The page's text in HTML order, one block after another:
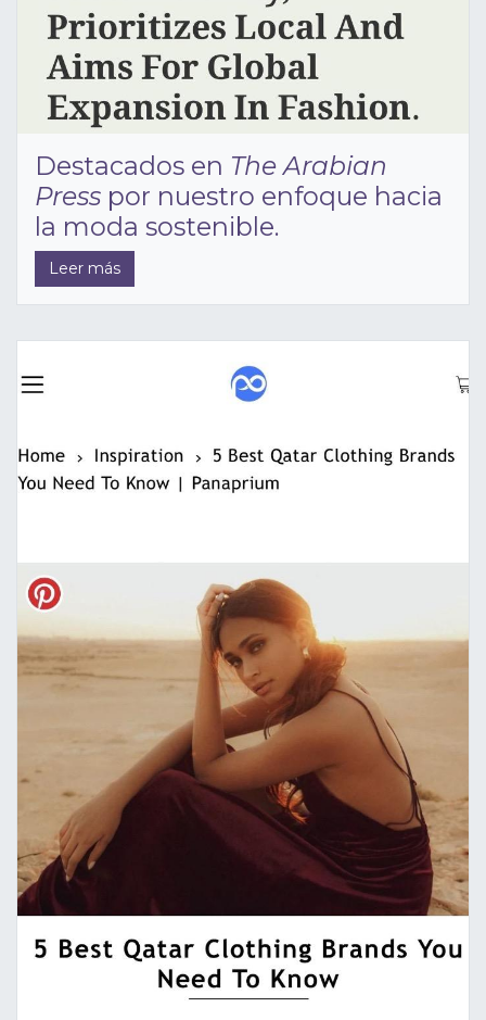
Destacados en The Arabian
Press por nuestro enfoque hacia
la moda sostenible.
Leer más